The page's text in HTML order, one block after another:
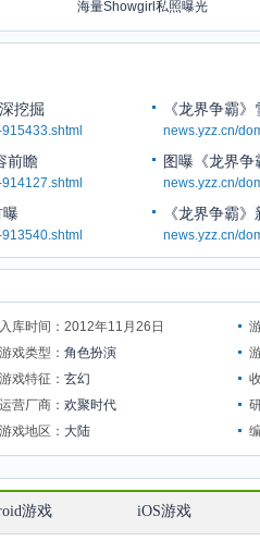
海量Showgirl私照曝光
挖掘 《龙界争霸
news.yzz.cn/
前瞻 图曝《龙界
news.yzz.cn/
曝 《龙界争霸
news.yzz.cn/
入库时间：2012年11月26日
游戏类型： 角色扮演
游戏特征： 玄幻
运营厂商： 欢聚时代
游戏地区： 大陆
游戏 iOS游戏